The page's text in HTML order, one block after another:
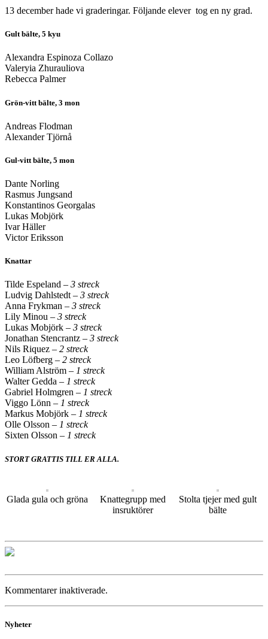
13 december hade vi graderingar. Följande elever tog en ny grad.
Gult bälte, 5 kyu
Alexandra Espinoza Collazo
Valeryia Zhurauliova
Rebecca Palmer
Grön-vitt bälte, 3 mon
Andreas Flodman
Alexander Tjörnå
Gul-vitt bälte, 5 mon
Dante Norling
Rasmus Jungsand
Konstantinos Georgalas
Lukas Mobjörk
Ivar Häller
Victor Eriksson
Knattar
Tilde Espeland – 3 streck
Ludvig Dahlstedt– 3 streck
Anna Frykman – 3 streck
Lily Minou – 3 streck
Lukas Mobjörk – 3 streck
Jonathan Stencrantz – 3 streck
Nils Riquez – 2 streck
Leo Löfberg – 2 streck
William Alström – 1 streck
Walter Gedda – 1 streck
Gabriel Holmgren – 1 streck
Viggo Lönn – 1 streck
Markus Mobjörk – 1 streck
Olle Olsson – 1 streck
Sixten Olsson – 1 streck
STORT GRATTIS TILL ER ALLA.
Glada gula och gröna
Knattegrupp med
insruktörer
Stolta tjejer med gult
bälte
Kommentarer inaktiverade.
Nyheter